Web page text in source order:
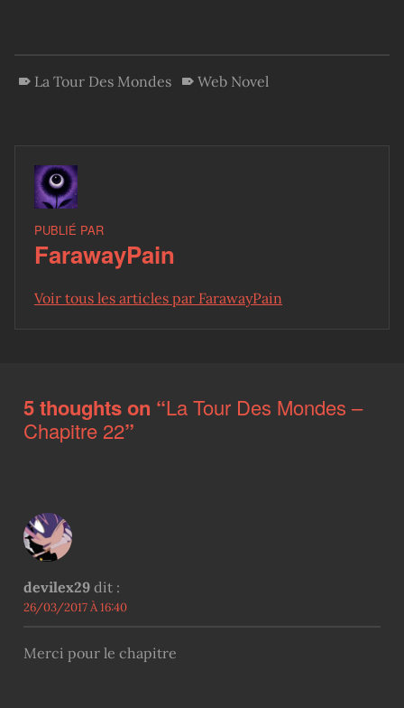
La Tour Des Mondes Web Novel
PUBLIÉ PAR
FarawayPain
Voir tous les articles par FarawayPain
5 thoughts on “La Tour Des Mondes –
Chapitre 22”
devilex29 dit :
26/03/2017 À 16:40
Merci pour le chapitre